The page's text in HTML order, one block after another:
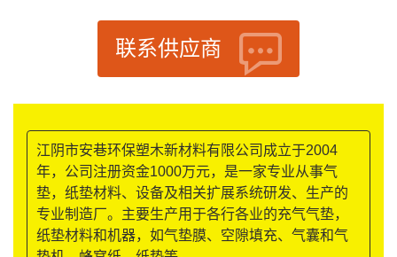
联系供应商
江阴市安巷环保塑木新材料有限公司成立于2004
年，公司注册资金1000万元，是一家专业从事气
垫，纸垫材料、设备及相关扩展系统研发、生产的
专业制造厂。主要生产用于各行各业的充气气垫，
纸垫材料和机器，如气垫膜、空隙填充、气囊和气